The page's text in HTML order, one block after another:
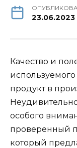
23.06.2023
Качество и
продукт в
особого
проверенный
который